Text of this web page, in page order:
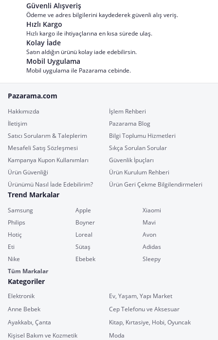
Güvenli Alışveriş
Ödeme ve adres bilgilerini kaydederek güvenli alış veriş.
Hızlı Kargo
Hızlı kargo ile ihtiyaçlarına en kısa sürede ulaş.
Kolay İade
Satın aldığın ürünü kolay iade edebilirsin.
Mobil Uygulama
Mobil uygulama ile Pazarama cebinde.
Pazarama.com
Hakkımızda
İşlem Rehberi
İletişim
Pazarama Blog
Satıcı Sorularım & Taleplerim
Bilgi Toplumu Hizmetleri
Mesafeli Satış Sözleşmesi
Sıkça Sorulan Sorular
Kampanya Kupon Kullanımları
Güvenlik İpuçları
Ürün Güvenliği
Ürün Kurulum Rehberi
Ürünümü Nasıl İade Edebilirim?
Ürün Geri Çekme Bilgilendirmeleri
Trend Markalar
Samsung Apple
Xiaomi
Philips
Boyner
Mavi
Hotiç
Loreal
Avon
Eti
Sütaş
Adidas
Nike
Ebebek
Sleepy
Tüm Markalar
Kategoriler
Elektronik
Ev, Yaşam, Yapı Market
Anne Bebek
Cep Telefonu ve Aksesuar
Ayakkabı, Çanta
Kitap, Kırtasiye, Hobi, Oyuncak
Kişisel Bakım ve Kozmetik
Moda